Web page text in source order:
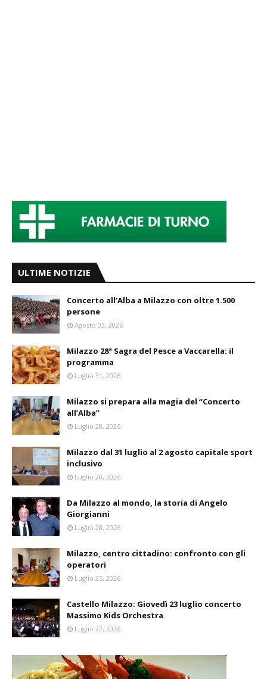
ULTIME NOTIZIE
Concerto all’Alba a Milazzo con oltre 1.500
persone
Agosto 03, 2026
Milazzo 28ª Sagra del Pesce a Vaccarella: il
programma
Luglio 31, 2026
Milazzo si prepara alla magia del “Concerto
all’Alba”
Luglio 28, 2026
Milazzo dal 31 luglio al 2 agosto capitale sport
inclusivo
Luglio 28, 2026
Da Milazzo al mondo, la storia di Angelo
Giorgianni
Luglio 28, 2026
Milazzo, centro cittadino: confronto con gli
operatori
Luglio 25, 2026
Castello Milazzo: Giovedì 23 luglio concerto
Massimo Kids Orchestra
Luglio 22, 2026